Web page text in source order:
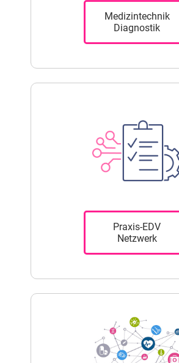
Medizintechnik
Diagnostik
Praxis-EDV
Netzwerk